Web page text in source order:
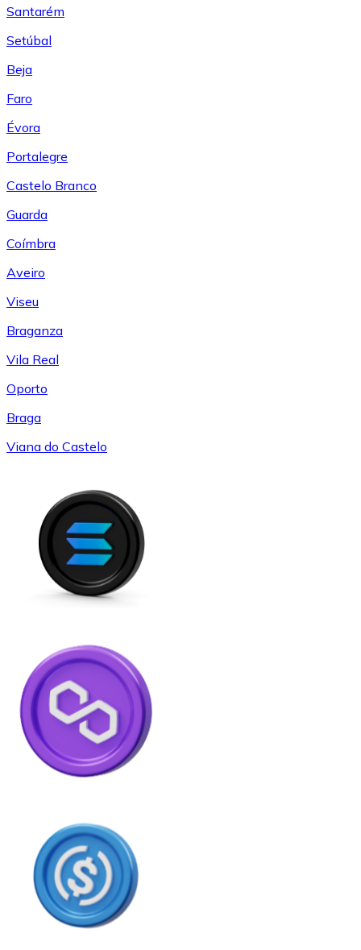
Santarém
Setúbal
Beja
Faro
Évora
Portalegre
Castelo Branco
Guarda
Coímbra
Aveiro
Viseu
Braganza
Vila Real
Oporto
Braga
Viana do Castelo